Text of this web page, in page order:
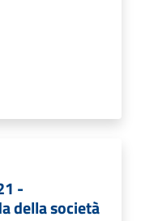
-
della società